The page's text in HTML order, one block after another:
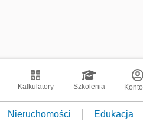
Kalkulatory Szkolenia Konto
Nieruchomości Edukacja